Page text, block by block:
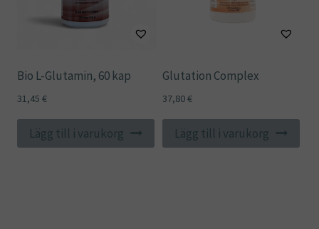
Bio L-Glutamin, 60 kap
31,45 €
Lägg till i varukorg
Glutation Complex
37,80€
Lägg till i varukorg